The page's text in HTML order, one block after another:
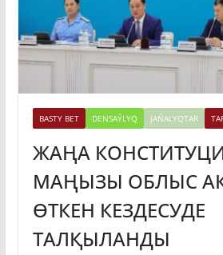
BASTY BET DENSAÝLYQ JAŃALYQTAR
ЖАҢА
МАҢЫЗЫ ОБЛЫС
ӨТКЕН КЕЗДЕСУДЕ
ТАЛҚЫЛАНДЫ